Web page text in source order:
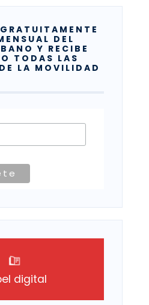
DEL
Y RECIBE
TODAS LAS
LA MOVILIDAD
digital